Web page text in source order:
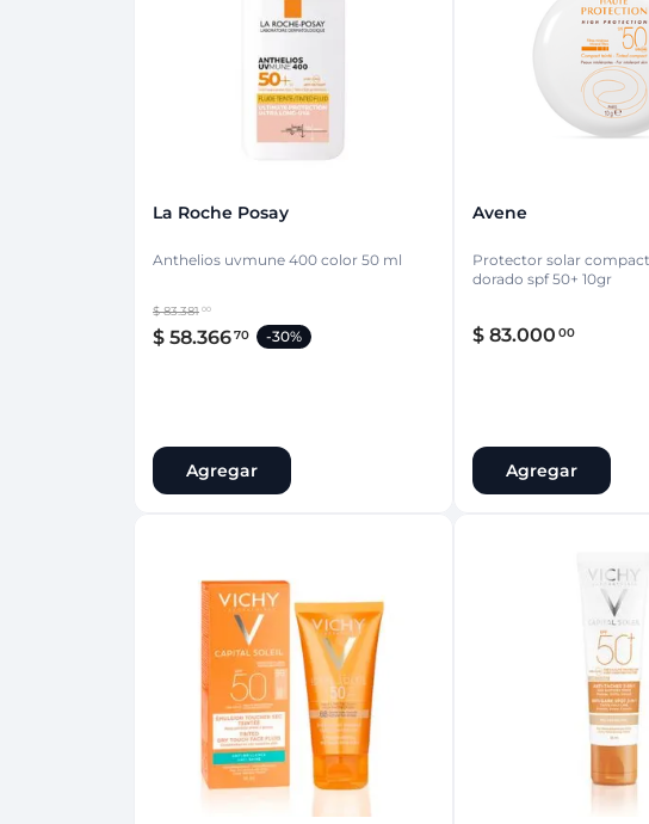
Protección Femenina
La Roche Posay
Anthelios uvmune 400 color 50 ml
$ 83.381 00
$ 58.36670 -30%
Agregar
Avene
Protector solar
dorado spf 50+ 10gr
$ 83.000 00
Agregar